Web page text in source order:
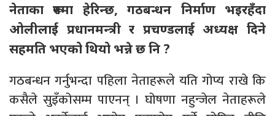
नेताका रूपमा हेरिन्छ, गठबन्धन निर्माण भइरहँदा
ओलीलाई प्रधानमन्त्री र प्रचण्डलाई अध्यक्ष दिने
सहमति भएको थियो भन्ने छ नि ?
गठबन्धन गर्नुभन्दा पहिला नेताहरूले यति गोप्य राखे कि
कसैले सुइँकोसम्म पाएनन् । घोषणा नहुन्जेल नेताहरूले